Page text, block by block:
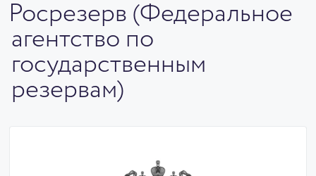
Росрезерв (Федеральное
агентство по
государственным
резервам)